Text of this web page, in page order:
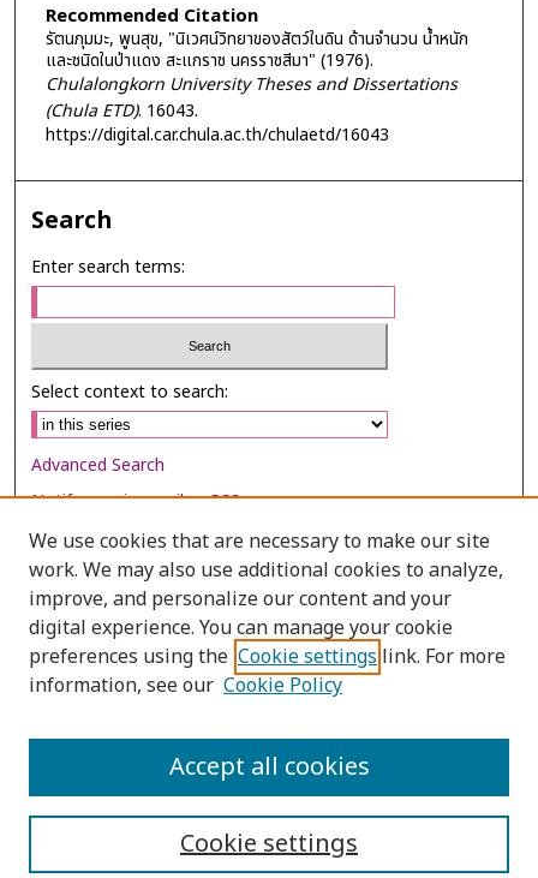
Recommended Citation
รัตนภุมมะ, พูนสุข, "นิเวศน์วิทยาของสัตว์ในดิน ด้านจำนวน น้ำหนัก
และชนิดในป่าแดง สะแกราช นครราชสีมา" (1976).
Chulalongkorn University Theses and Dissertations
(Chula ETD). 16043.
https://digital.car.chula.ac.th/chulaetd/16043
Search
Enter search terms:
Select context to search:
Advanced Search
Notify me via email orRSS
Browse
Collections
Disciplines
Authors
We use cookies that are necessary to make our site
work. We may also use additional cookies to analyze,
improve, and personalize our content and your
digital experience. You can manage your cookie
preferences using the Cookie settings link. For more
information, see our Cookie Policy
Cookie settings
Accept all cookies